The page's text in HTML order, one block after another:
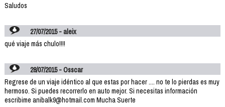
Saludos
27/07/2015 - aleix
qué viaje más chulo!!!!
28/07/2015 - Osscar
Regrese de un viaje idéntico al que estas por hacer .... no te lo pierdas es muy
hermoso. Si puedes recorrerlo en auto mejor. Si necesitas información
escribime anibalk9@hotmail.com Mucha Suerte